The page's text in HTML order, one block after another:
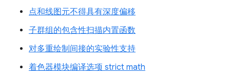
点和线图元不得具有深度偏移
子群组的包含性扫描内置函数
对多重绘制间接的实验性支持
着色器模块编译选项 strict math